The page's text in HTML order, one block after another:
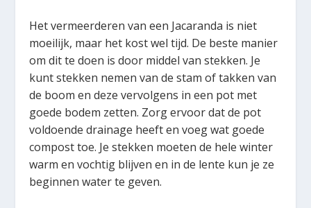
Het vermeerderen van een Jacaranda is niet
moeilijk, maar het kost wel tijd. De beste manier
om dit te doen is door middel van stekken. Je
kunt stekken nemen van de stam of takken van
de boom en deze vervolgens in een pot met
goede bodem zetten. Zorg ervoor dat de pot
voldoende drainage heeft en voeg wat goede
compost toe. Je stekken moeten de hele winter
warm en vochtig blijven en in de lente kun je ze
beginnen water te geven.